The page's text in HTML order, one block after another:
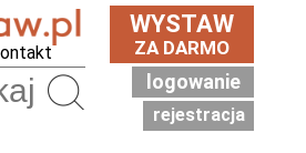
WYSTAW
ZA DARMO
logowanie
rejestracja